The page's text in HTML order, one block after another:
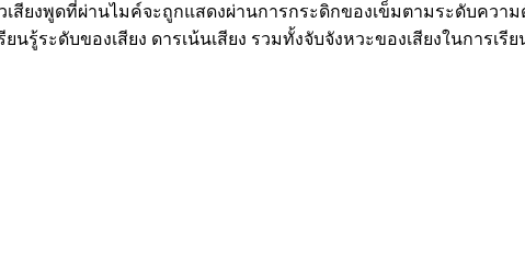
ยงพูดที่ผ่านไมค์จะถูกแสดงผ่านการกระดิกของเข็มตามระดับความ
รู้ระดับของเสียง ดารเน้นเสียง รวมทั้งจับจังหวะของเสียงในการเรี